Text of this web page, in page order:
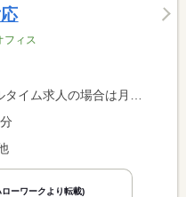
ィス
パート求人の場合は時間額を表示しています。
ローワークより転載)